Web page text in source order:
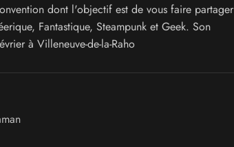
dont l'objectif est de vous faire partager
Fantastique, Steampunk et Geek. Son
à Villeneuve-de-la-Raho